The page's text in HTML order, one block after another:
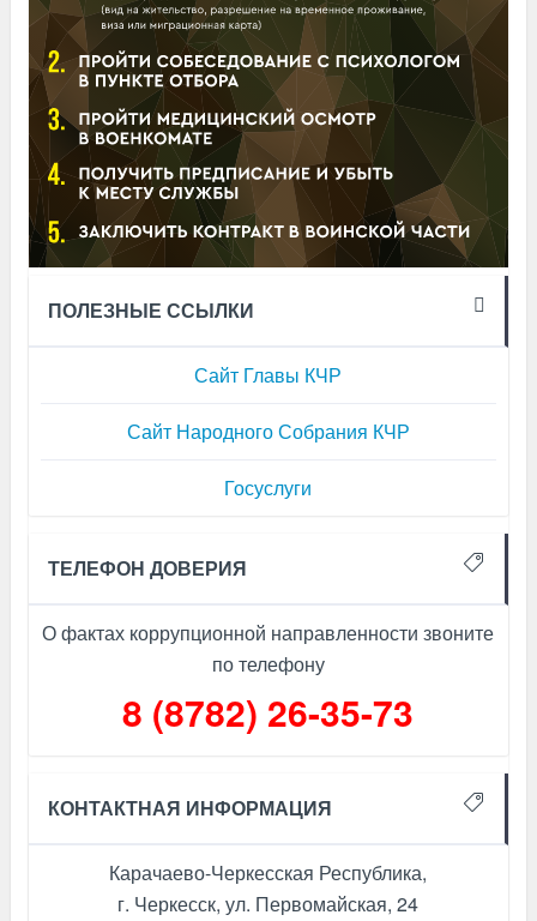
ПОЛЕЗНЫЕ ССЫЛКИ
Сайт Главы КЧР
Сайт Народного Собрания КЧР
Госуслуги
ТЕЛЕФОН ДОВЕРИЯ
О фактах коррупционной направленности звоните
по телефону
8 (8782) 26-35-73
КОНТАКТНАЯ ИНФОРМАЦИЯ
Карачаево-Черкесская Республика,
г. Черкесск, ул. Первомайская, 24